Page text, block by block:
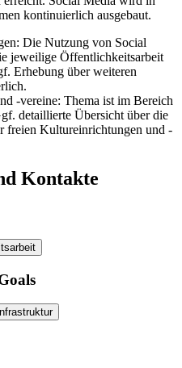
kontinuierlich ausgebaut.
Die Nutzung von Social
jeweilige Öffentlichkeitsarbeit
Erhebung über weiteren
-vereine: Thema ist im Bereich
detaillierte Übersicht über die
freien Kultureinrichtungen und -
Kontakte